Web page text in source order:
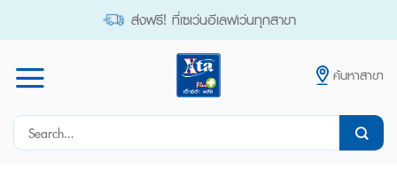
ส่งฟรี! ที่เซเว่นอีเลฟเว่นทุกสาขา
ค้นหาสาขา
Search